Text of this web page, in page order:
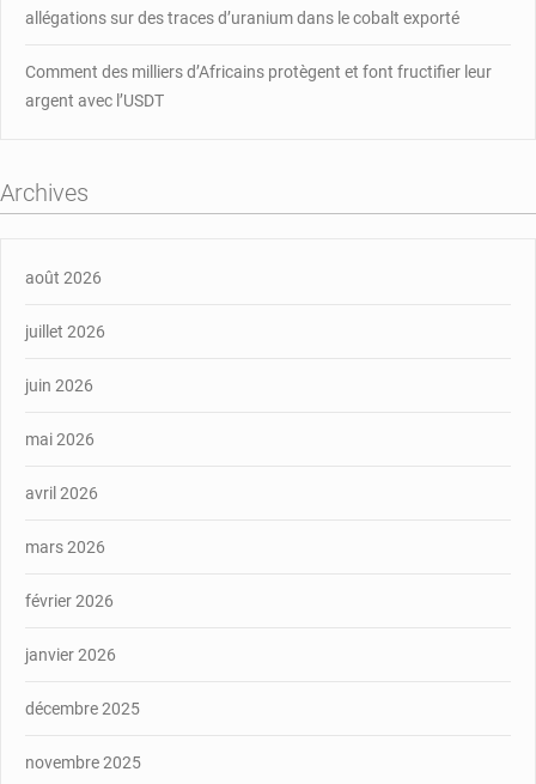
allégations sur des traces d’uranium dans le cobalt exporté
Comment des milliers d’Africains protègent et font fructifier leur
argent avec l’USDT
Archives
août 2026
juillet 2026
juin 2026
mai 2026
avril 2026
mars 2026
février 2026
janvier 2026
décembre 2025
novembre 2025